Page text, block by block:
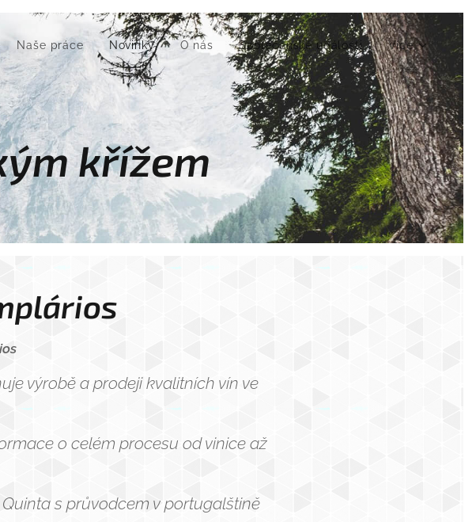
Naše práce Novinky O nás Společenské události Více
křížem
výrobě a prodeji kvalitních vín ve
o celém procesu od vinice až
s průvodcem v portugalštině